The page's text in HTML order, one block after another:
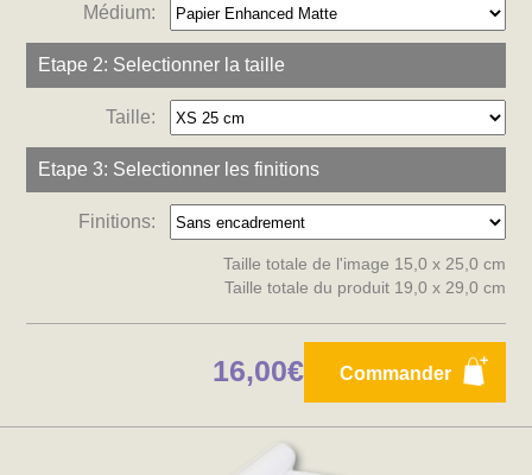
Médium:
Etape 2: Selectionner la taille
Taille:
Etape 3: Selectionner les finitions
Finitions:
Taille totale de l'image 15,0 x 25,0 cm
Taille totale du produit 19,0 x 29,0 cm
Commander
16,00€